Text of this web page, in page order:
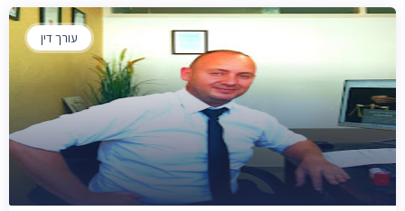
עורך דין